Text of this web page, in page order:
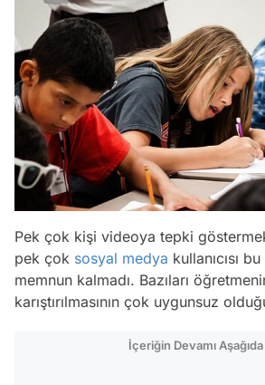
Pek çok kişi videoya tepki
pek çok sosyal medya kullanıcısı
memnun kalmadı. Bazıları
karıştırılmasının çok uygunsuz
İçeriğin Devamı Aşağıda